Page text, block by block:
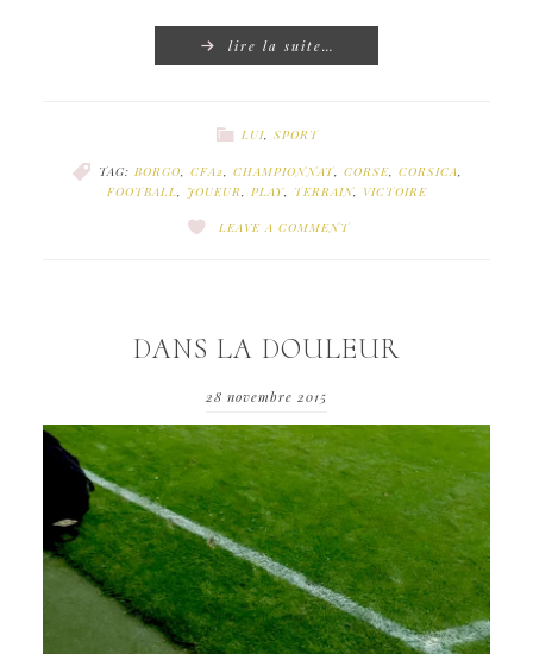
lire la suite…
LUI SPORT
TAG: BORGO CFA2 CHAMPIONNAT, CORSE, CORSICA
FOOTBALL
JOUEUR PLAY, TERRAIN, VICTOIRE
LEAVE A COMMENT
DANS LA DOULEUR
28 novembre 2015